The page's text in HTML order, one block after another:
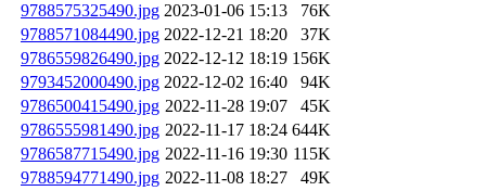
9788575325490.jpg 2023-01-06 15:13
76K
9788571084490.jpg 2022-12-21 18:20
37K
9786559826490.jpg 2022-12-12 18:19 156K
9793452000490.jpg 2022-12-02 16:40
94K
9786500415490.jpg 2022-11-28 19:07
45K
9786555981490.jpg 2022-11-17 18:24 644K
9786587715490.jpg 2022-11-16 19:30 115K
9788594771490.jpg 2022-11-08 18:27
49K